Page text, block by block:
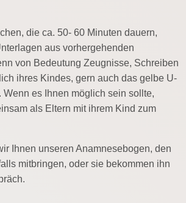
die ca. 50- 60 Minuten dauern,
aus vorhergehenden
von Bedeutung Zeugnisse, Schreiben
ihres Kindes, gern auch das gelbe U-
Wenn es Ihnen möglich sein sollte,
als Eltern mit ihrem Kind zum
Ihnen unseren Anamnesebogen, den
mitbringen, oder sie bekommen ihn